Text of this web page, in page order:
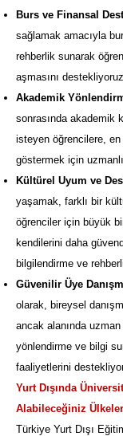
Burs ve Finansal
sağlamak amacıyla
rehberlik sunarak
aşmasını
Akademik
sonrasında akademik
isteyen öğrencilere, en
göstermek için
Kültürel Uyum ve
yaşamak, farklı bir
öğrenciler için büyük
kendilerini daha
bilgilendirme ve
Güvenilir Üye
olarak, bireysel
ancak alanında uzman
yönlendirme ve bilgi
faaliyetlerini
Yurt Dışında
Alabileceğiniz Ülkeler
Türkiye Yurt Dışı